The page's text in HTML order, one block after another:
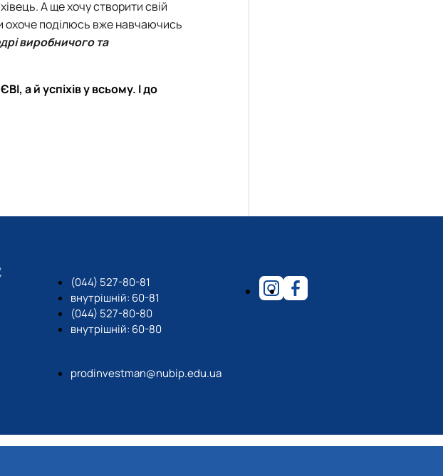
А ще хочу створити свій
охоче поділюсь вже навчаючись
виробничого та
а й успіхів у всьому. І до
(044) 527-80-81
внутрішній: 60-81
(044) 527-80-80
внутрішній: 60-80
prodinvestman@nubip.edu.ua